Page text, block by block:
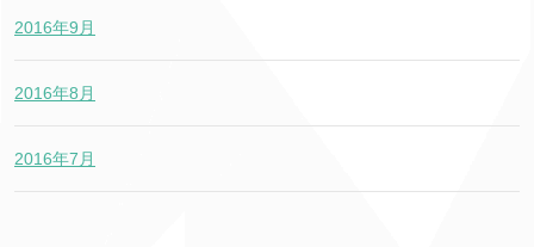
2016年9月
2016年8月
2016年7月